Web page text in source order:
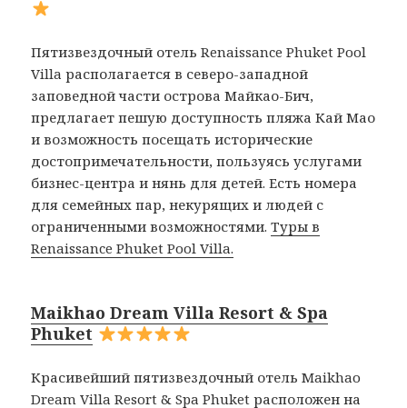
Пятизвездочный отель Renaissance Phuket Pool
Villa располагается в северо-западной
заповедной части острова Майкао-Бич,
предлагает пешую доступность пляжа Кай Мао
и возможность посещать исторические
достопримечательности, пользуясь услугами
бизнес-центра и нянь для детей. Есть номера
для семейных пар, некурящих и людей с
ограниченными возможностями.Туры в
Renaissance Phuket Pool Villa.
Maikhao Dream Villa Resort & Spa
Phuket
Красивейший пятизвездочный отель Maikhao
Dream Villa Resort & Spa Phuket расположен на